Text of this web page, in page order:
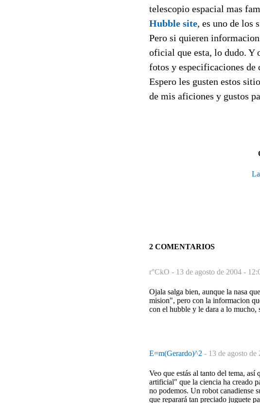
telescopio espacial mas
Hubble site, es uno de los
Pero si quieren
oficial que esta, lo dudo. Y
fotos y especificaciones de
Espero les gusten estos
de mis aficiones y gustos
2 COMENTARIOS
r°CkO - 13 de agosto de 2004 -
Ojala salga bien, aunque la nasa
mision", pero con la informacion
con el hubble y le dara a lo mucho,
E=m(Gerardo)^2 - 13 de agosto de
Veo que estás al tanto del tema,
artificial" que la ciencia ha creado
no podemos. Un robot canadiense
que reparará tan preciado juguete